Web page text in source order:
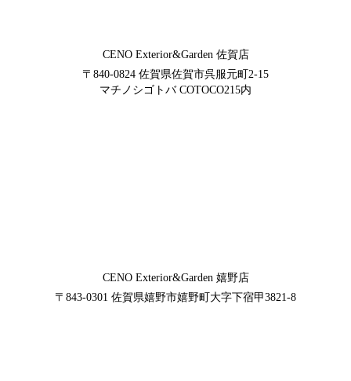
CENO Exterior&Garden 佐賀店
〒840-0824 佐賀県佐賀市呉服元町2-15
マチノシゴトバ COTOCO215内
CENO Exterior&Garden 嬉野店
〒843-0301 佐賀県嬉野市嬉野町大字下宿甲3821-8